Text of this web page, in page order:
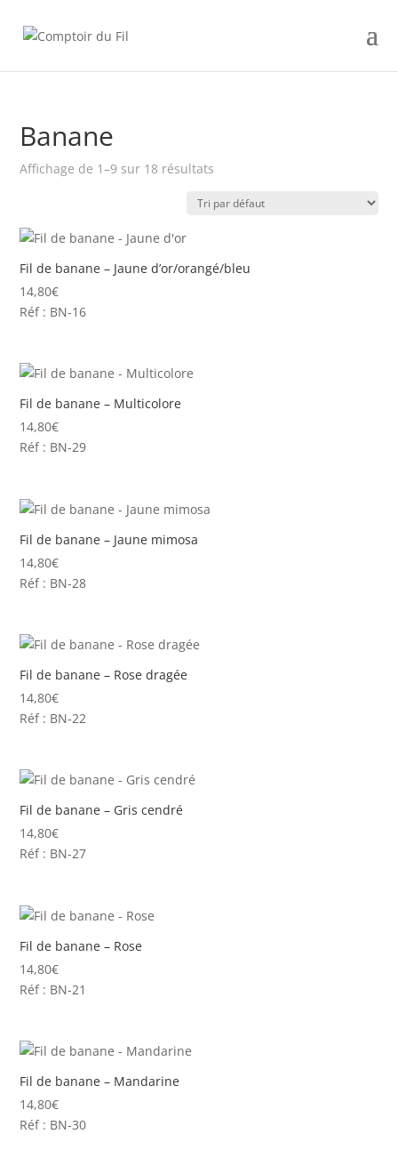
Banane
Affichage de 1–9 sur 18 résultats
Fil de banane – Jaune d’or/orangé/bleu
14,80€
Réf : BN-16
Fil de banane – Multicolore
14,80€
Réf : BN-29
Fil de banane – Jaune mimosa
14,80€
Réf : BN-28
Fil de banane – Rose dragée
14,80€
Réf : BN-22
Fil de banane – Gris cendré
14,80€
Réf : BN-27
Fil de banane – Rose
14,80€
Réf : BN-21
Fil de banane – Mandarine
14,80€
Réf : BN-30